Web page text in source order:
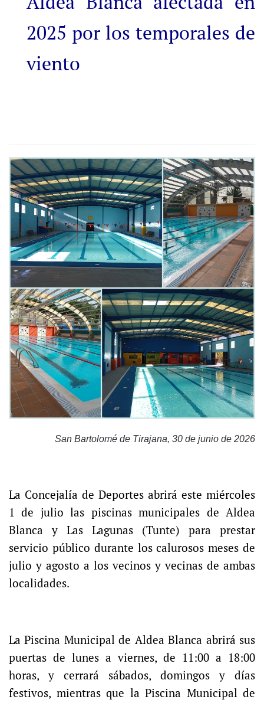
2025 por los temporales de
viento
San Bartolomé de Tirajana, 30 de junio de 2026
La Concejalía de Deportes abrirá este miércoles
1 de julio las piscinas municipales de Aldea
Blanca y Las Lagunas (Tunte) para prestar
servicio público durante los calurosos meses de
julio y agosto a los vecinos y vecinas de ambas
localidades.
La Piscina Municipal de Aldea Blanca abrirá sus
puertas de lunes a viernes, de 11:00 a 18:00
horas, y cerrará sábados, domingos y días
festivos, mientras que la Piscina Municipal de